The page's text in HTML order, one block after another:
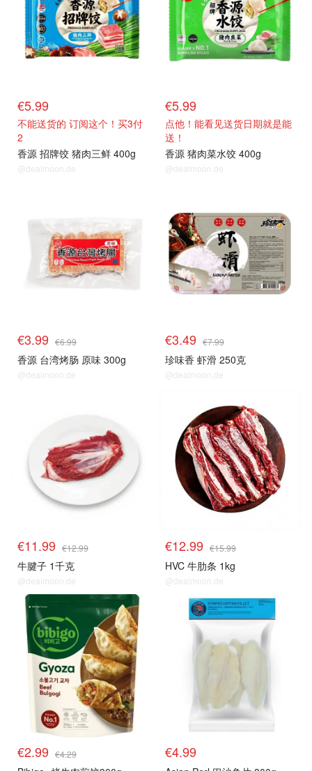
€5.99
不能送货的 订阅这个！买3付
2
香源 招牌饺 猪肉三鲜 400g
@dealmoon.de
€5.99
点他！能看见送货日期就是能
送！
香源 猪肉菜水饺 400g
@dealmoon.de
€3.99 €6.99
香源 台湾烤肠 原味 300g
@dealmoon.de
€3.49 €7.99
珍味香 虾滑 250克
@dealmoon.de
€11.99 €12.99
牛腱子 1千克
@dealmoon.de
€12.99 €15.99
HVC 牛肋条 1kg
@dealmoon.de
生鲜top
€2.99 €4.29
生鲜top
€4.99